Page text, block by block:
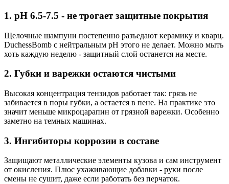
1. pH 6.5-7.5 - не трогает защитные покрытия
Щелочные шампуни постепенно разъедают керамику и кварц.
DuchessBomb с нейтральным pH этого не делает. Можно мыть
хоть каждую неделю - защитный слой останется на месте.
2. Губки и варежки остаются чистыми
Высокая концентрация тензидов работает так: грязь не
забивается в поры губки, а остается в пене. На практике это
значит меньше микроцарапин от грязной варежки. Особенно
заметно на темных машинах.
3. Ингибиторы коррозии в составе
Защищают металлические элементы кузова и сам инструмент
от окисления. Плюс ухаживающие добавки - руки после
смены не сушит, даже если работать без перчаток.